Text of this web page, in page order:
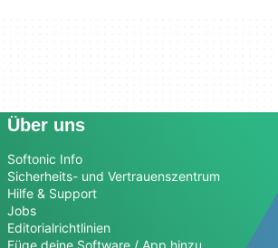
Über uns
Softonic Info
Sicherheits- und Vertrauenszentrum
Hilfe & Support
Jobs
Editorialrichtlinien
Füge deine Software / App hinzu